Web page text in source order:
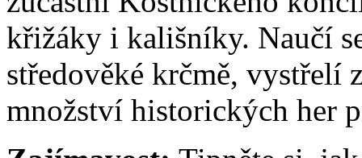
křižáky i kališníky. Naučí
středověké krčmě, vystřelí
množství historických her